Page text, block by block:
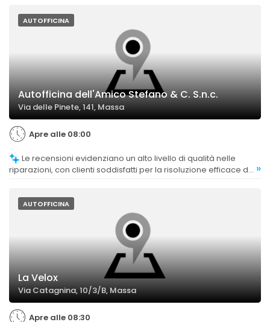
AUTOFFICINA
Autofficina dell'Amico Stefano & C. S.n.c.
Via delle Pinete, 141, Massa
Apre alle 08:00
riparazioni, con clienti soddisfatti per la risoluzione efficace dei »
AUTOFFICINA
La Velox
Via Catagnina, 10/3/B, Massa
Apre alle 08:30